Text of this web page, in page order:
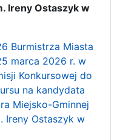
Ireny Ostaszyk w
Burmistrza Miasta
marca 2026 r. w
Konkursowej do
na kandydata
Miejsko-Gminnej
Ireny Ostaszyk w